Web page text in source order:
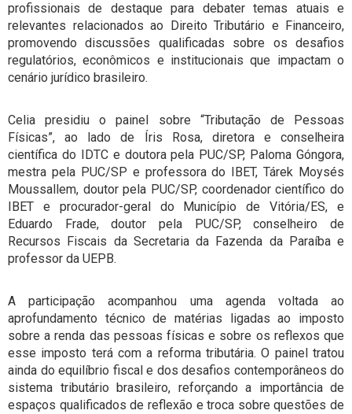
profissionais de destaque para debater temas atuais e
relevantes relacionados ao Direito Tributário e Financeiro,
promovendo discussões qualificadas sobre os desafios
regulatórios, econômicos e institucionais que impactam o
cenário jurídico brasileiro.
Celia presidiu o painel sobre “Tributação de Pessoas
Físicas”, ao lado de Íris Rosa, diretora e conselheira
científica do IDTC e doutora pela PUC/SP, Paloma Góngora,
mestra pela PUC/SP e professora do IBET, Tárek Moysés
Moussallem, doutor pela PUC/SP, coordenador científico do
IBET e procurador-geral do Município de Vitória/ES, e
Eduardo Frade, doutor pela PUC/SP, conselheiro de
Recursos Fiscais da Secretaria da Fazenda da Paraíba e
professor da UEPB.
A participação acompanhou uma agenda voltada ao
aprofundamento técnico de matérias ligadas ao imposto
sobre a renda das pessoas físicas e sobre os reflexos que
esse imposto terá com a reforma tributária. O painel tratou
ainda do equilíbrio fiscal e dos desafios contemporâneos do
sistema tributário brasileiro, reforçando a importância de
espaços qualificados de reflexão e troca sobre questões de